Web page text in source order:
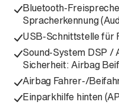
Bluetooth-
Spracherkennung
USB-Schnittstelle für
Sound-System DSP /
Sicherheit: Airbag
Airbag Fahrer-/
Einparkhilfe hinten